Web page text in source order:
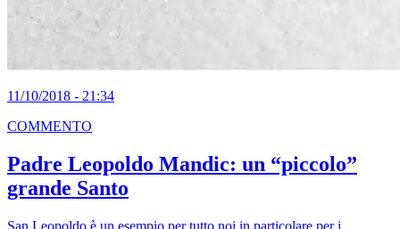
11/10/2018 - 21:34
COMMENTO
Padre Leopoldo Mandic: un “piccolo”
grande Santo
San Leopoldo è un esempio per tutto noi in particolare per i